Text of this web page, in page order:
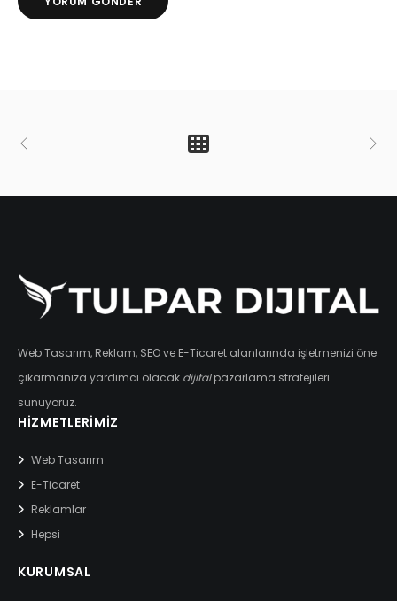
Web Tasarım, Reklam, SEO ve E-Ticaret alanlarında işletmenizi öne
çıkarmanıza yardımcı olacak dijitalpazarlama stratejileri
sunuyoruz.
HIZMETLERIMIZ
Web Tasarım
E-Ticaret
Reklamlar
Hepsi
KURUMSAL